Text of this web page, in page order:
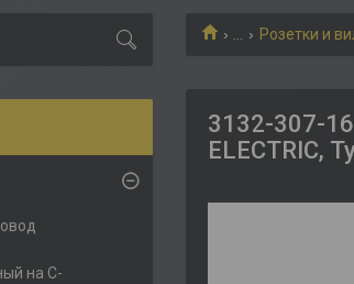
Розетки и
3132-307-
ELECTRIC,
на С-